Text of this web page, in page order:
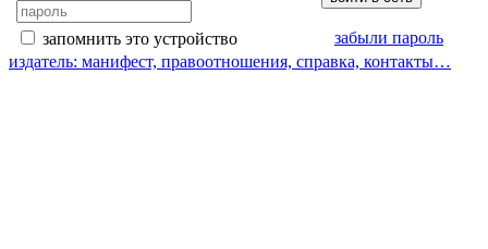
запомнить это устройство
забыли пароль
издатель: манифест, правоотношения, справка, контакты…